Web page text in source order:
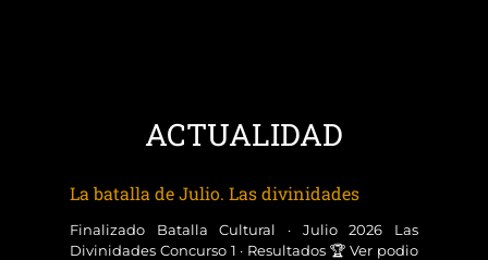
ACTUALIDAD
La batalla de Julio. Las divinidades
Finalizado Batalla Cultural · Julio 2026 Las
Divinidades Concurso 1 · Resultados 🏆 Ver podio